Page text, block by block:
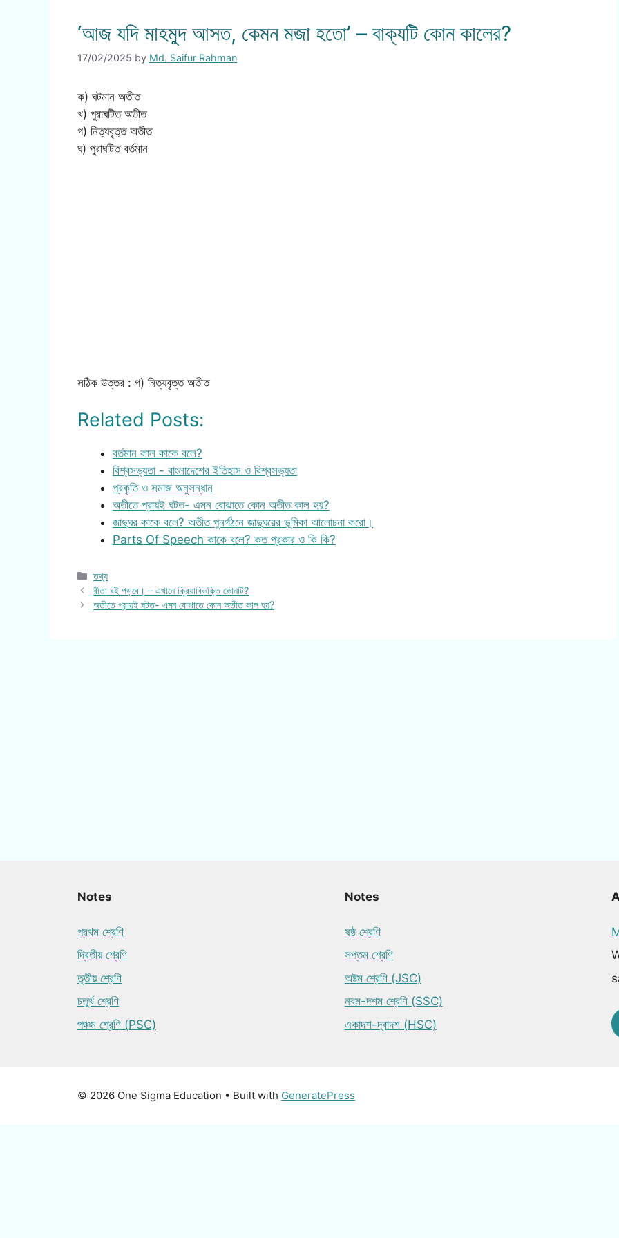
‘আজ যদি মাহমুদ আসত, কেমন মজা হতো’ – বাক্যটি কোন কালের?
17/02/2025 by Md. Saifur Rahman
ক) ঘটমান অতীত
খ) পুরাঘটিত অতীত
গ) নিত্যবৃত্ত অতীত
ঘ) পুরাঘটিত বর্তমান
সঠিক উত্তর : গ) নিত্যবৃত্ত অতীত
Related Posts:
বর্তমান কাল কাকে বলে?
বিশ্বসভ্যতা - বাংলাদেশের ইতিহাস ও বিশ্বসভ্যতা
প্রকৃতি ও সমাজ অনুসন্ধান
অতীতে প্রায়ই ঘটত- এমন বোঝাতে কোন অতীত কাল হয়?
জাদুঘর কাকে বলে? অতীত পুনর্গঠনে জাদুঘরের ভূমিকা আলোচনা করো।
Parts Of Speech কাকে বলে? কত প্রকার ও কি কি?
Categories
তথ্য
রীতা বই পড়বে। – এখানে ক্রিয়াবিভক্তি কোনটি?
অতীতে প্রায়ই ঘটত- এমন বোঝাতে কোন অতীত কাল হয়?
Notes
প্রথম শ্রেণি
দ্বিতীয় শ্রেণি
তৃতীয় শ্রেণি
চতুর্থ শ্রেণি
পঞ্চম শ্রেণি (PSC)
Notes
ষষ্ঠ শ্রেণি
সপ্তম শ্রেণি
অষ্টম শ্রেণি (JSC)
নবম-দশম শ্রেণি (SSC)
একাদশ-দ্বাদশ (HSC)
© 2026 One Sigma Education • Built with GeneratePress